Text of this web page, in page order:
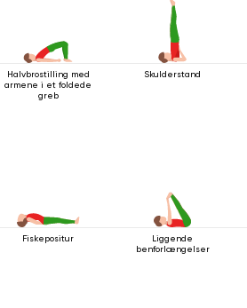
Halvbrostilling med
armene i et foldede
greb
Skulderstand
Fiskepositur
Liggende
benforlængelser